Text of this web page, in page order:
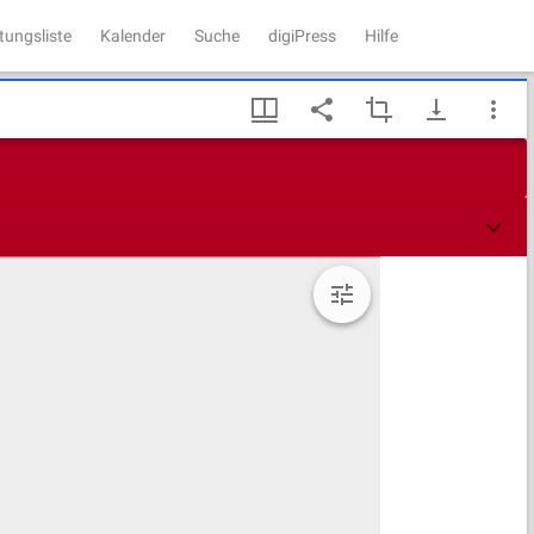
Kalender Suche digiPress Hilfe